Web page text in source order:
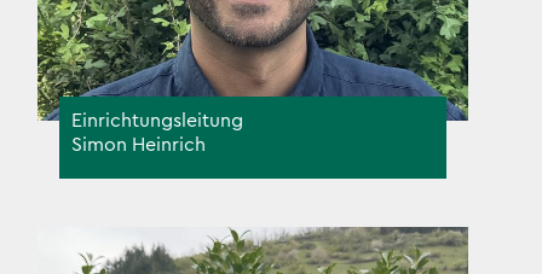
Einrichtungsleitung
Simon Heinrich